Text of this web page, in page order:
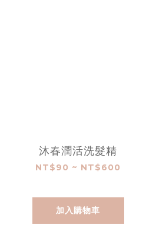
沐春潤活洗髮精
NT$90 ~ NT$600
加入購物車